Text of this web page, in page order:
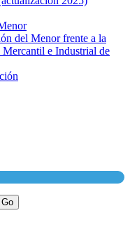
del Menor frente a la
e Industrial de
Go